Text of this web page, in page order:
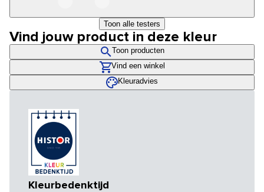
Toon alle testers
Vind jouw product in deze kleur
Toon producten
Vind een winkel
Kleuradvies
Kleurbedenktijd